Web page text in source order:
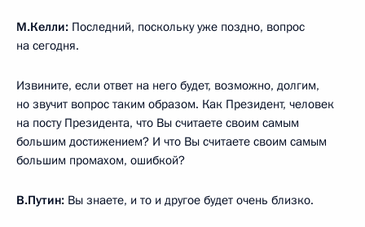
М.Келли: Последний, поскольку уже поздно, вопрос
на сегодня.
Извините, если ответ на него будет, возможно, долгим,
но звучит вопрос таким образом. Как Президент, человек
на посту Президента, что Вы считаете своим самым
большим достижением? И что Вы считаете своим самым
большим промахом, ошибкой?
В.Путин: Вы знаете, и то и другое будет очень близко.